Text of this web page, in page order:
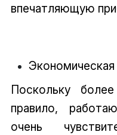
впечатляющую
Экономическая
Поскольку
правило,
очень